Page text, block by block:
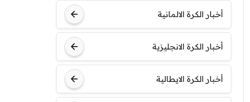
مباراة ودية
نوتنغهام
فورست
اودينيزي
8:00 م
برشلونة
أخبار الكرة الالمانية
أخبار الكرة الانجليزية
أخبار الكرة الايطالية